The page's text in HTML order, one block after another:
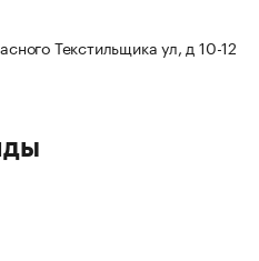
Текстильщика ул, д 10-12